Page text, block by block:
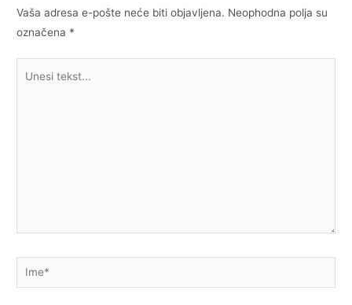
Vaša adresa e-pošte neće biti objavljena. Neophodna polja su
označena *
Ime*